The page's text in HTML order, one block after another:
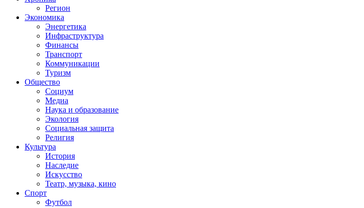
Регион
Экономика
Энергетика
Инфраструктура
Финансы
Транспорт
Коммуникации
Туризм
Общество
Социум
Медиа
Наука и образование
Экология
Социальная защита
Религия
Культура
История
Наследие
Искусство
Театр, музыка, кино
Спорт
Футбол